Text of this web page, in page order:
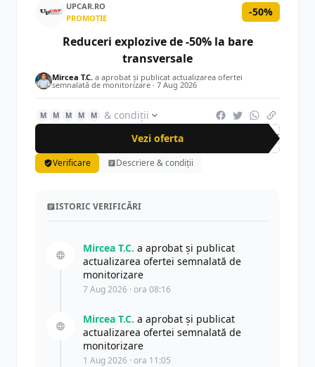
UPCAR.RO
PROMOȚIE
-50%
Reduceri explozive de -50% la bare
transversale
Mircea T.C. a aprobat și publicat actualizarea ofertei
semnalată de monitorizare · 7 Aug 2026
M M M M M
& condiții
Vezi oferta
-50%
Verificare Descriere & condiții
ISTORIC VERIFICĂRI
Mircea T.C. a aprobat și publicat
actualizarea ofertei semnalată de
monitorizare
7 Aug 2026 · ora 08:16
Mircea T.C. a aprobat și publicat
actualizarea ofertei semnalată de
monitorizare
1 Aug 2026 · ora 11:05